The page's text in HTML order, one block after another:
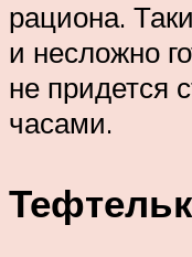
рациона.
и несложно
не придется
часами.